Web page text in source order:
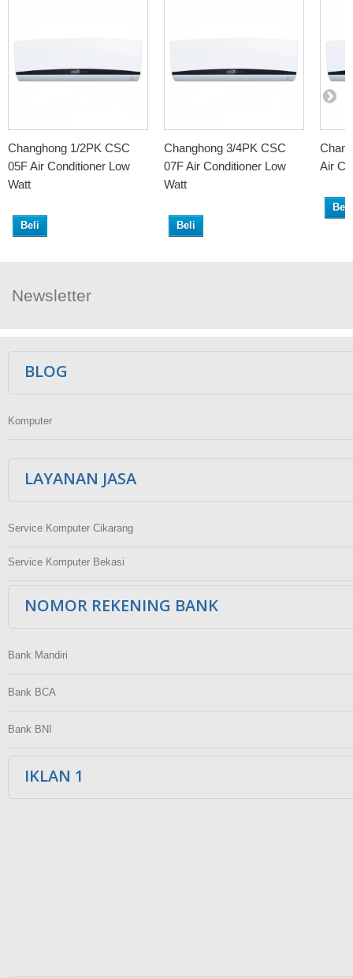
Changhong 1/2PK CSC
05F Air Conditioner Low
Watt
Beli
Changhong 3/4PK CSC
07F Air Conditioner Low
Watt
Beli
Air
Beli
Newsletter
BLOG
Komputer
LAYANAN JASA
Service Komputer Cikarang
Service Komputer Bekasi
NOMOR REKENING BANK
Bank Mandiri
Bank BCA
Bank BNI
IKLAN 1